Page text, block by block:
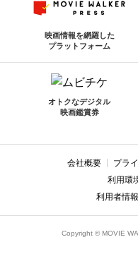
映画情報を網羅した
プラットフォーム
オトクなデジタル
映画鑑賞券
会社概要 プラ
利用環
利用者情
Copyright © MOVIE